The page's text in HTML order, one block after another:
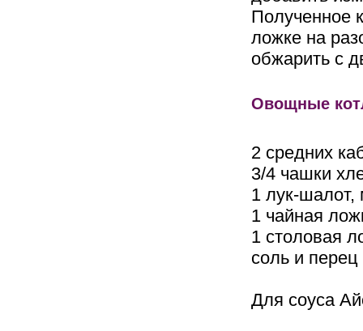
Полученное
ложке на
обжарить с
Овощные
2 средних
3/4 чашки
1 лук-шалот,
1 чайная
1 столовая
соль и перец
Для соуса